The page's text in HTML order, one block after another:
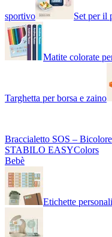
sportivo Set per il
Matite colorate
Targhetta per borsa e zaino
Braccialetto SOS – Bicolore
STABILO EASYColors
Bebè
Etichette